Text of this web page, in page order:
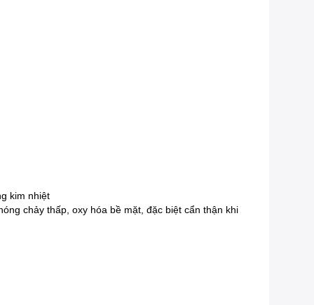
kim nhiệt
chảy thấp, oxy hóa bề mặt, đặc biệt cẩn thận khi